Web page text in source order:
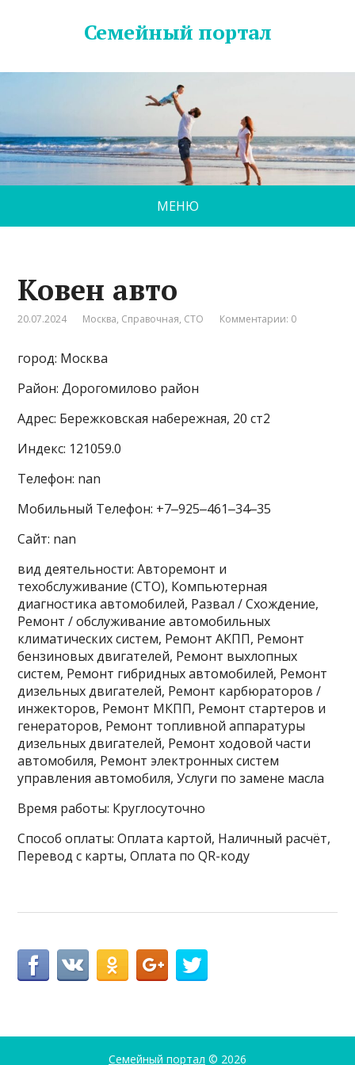
Семейный портал
МЕНЮ
Ковен авто
20.07.2024 Москва, Справочная, СТО Комментарии: 0
город: Москва
Район: Дорогомилово район
Адрес: Бережковская набережная, 20 ст2
Индекс: 121059.0
Телефон: nan
Мобильный Телефон: +7‒925‒461‒34‒35
Сайт: nan
вид деятельности: Авторемонт и
техобслуживание (СТО), Компьютерная
диагностика автомобилей, Развал / Схождение,
Ремонт / обслуживание автомобильных
климатических систем, Ремонт АКПП, Ремонт
бензиновых двигателей, Ремонт выхлопных
систем, Ремонт гибридных автомобилей, Ремонт
дизельных двигателей, Ремонт карбюраторов /
инжекторов, Ремонт МКПП, Ремонт стартеров и
генераторов, Ремонт топливной аппаратуры
дизельных двигателей, Ремонт ходовой части
автомобиля, Ремонт электронных систем
управления автомобиля, Услуги по замене масла
Время работы: Круглосуточно
Способ оплаты: Оплата картой, Наличный расчёт,
Перевод с карты, Оплата по QR-коду
Семейный портал © 2026